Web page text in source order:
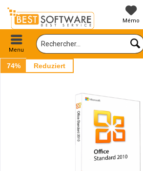
Mémo
Menu
74% Reduziert